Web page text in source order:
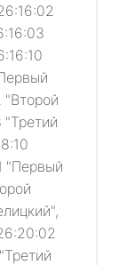
"Второй
"Третий
"Первый